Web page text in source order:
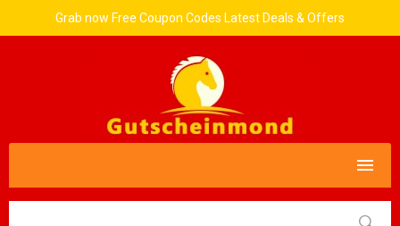
Grab now Free Coupon Codes Latest Deals & Offers